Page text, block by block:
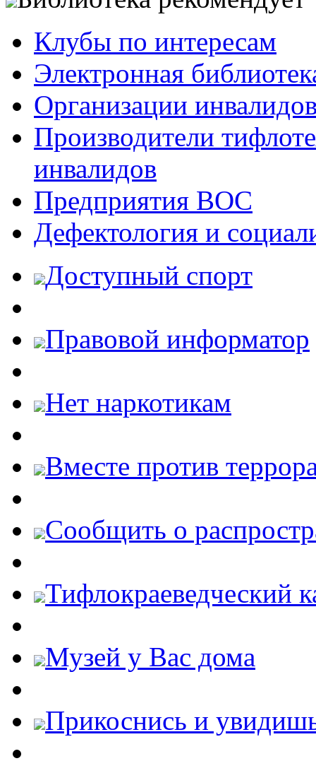
Клубы по интересам
Электронная
Организации
Производители
инвалидов
Предприятия ВОС
Дефектология и
Доступный спорт
Правовой информатор
Нет наркотикам
Вместе против
Cообщить о
Тифлокраеведческий
Музей у Вас дома
Прикоснись и